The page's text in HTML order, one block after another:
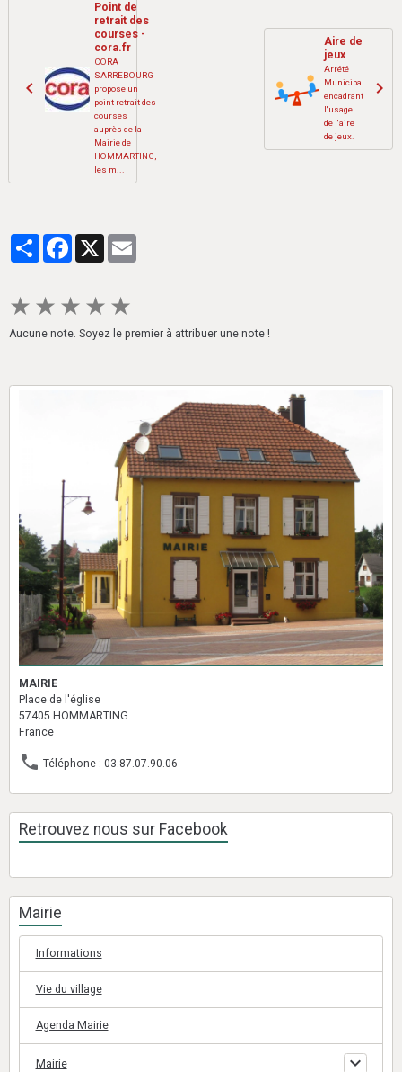
Point de
retrait des
courses -
cora.fr
CORA
SARREBOURG
propose un
point retrait des
courses
auprès de la
Mairie de
HOMMARTING,
les m...
Aire de
jeux
Arrété
Municipal
encadrant
l'usage
de l'aire
de jeux.
PartagerFacebook
★ ★ ★ ★ ★
Aucune note. Soyez le premier à attribuer une note !
MAIRIE
Place de l'église
57405 HOMMARTING
France
Téléphone : 03.87.07.90.06
Retrouvez nous sur Facebook
Mairie
Informations
Vie du village
Agenda Mairie
Mairie